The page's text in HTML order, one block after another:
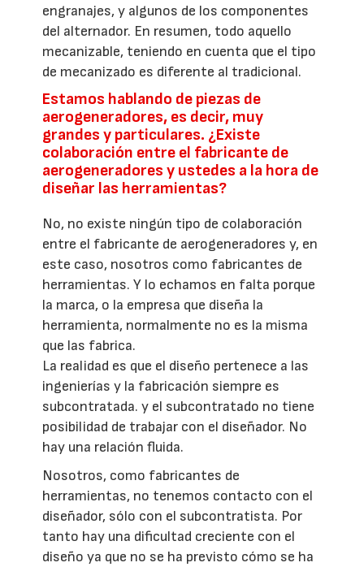
engranajes, y algunos de los componentes
del alternador. En resumen, todo aquello
mecanizable, teniendo en cuenta que el tipo
de mecanizado es diferente al tradicional.
Estamos hablando de piezas de
aerogeneradores, es decir, muy
grandes y particulares. ¿Existe
colaboración entre el fabricante de
aerogeneradores y ustedes a la hora de
diseñar las herramientas?
No, no existe ningún tipo de colaboración
entre el fabricante de aerogeneradores y, en
este caso, nosotros como fabricantes de
herramientas. Y lo echamos en falta porque
la marca, o la empresa que diseña la
herramienta, normalmente no es la misma
que las fabrica.
La realidad es que el diseño pertenece a las
ingenierías y la fabricación siempre es
subcontratada. y el subcontratado no tiene
posibilidad de trabajar con el diseñador. No
hay una relación fluida.
Nosotros, como fabricantes de
herramientas, no tenemos contacto con el
diseñador, sólo con el subcontratista. Por
tanto hay una dificultad creciente con el
diseño ya que no se ha previsto cómo se ha